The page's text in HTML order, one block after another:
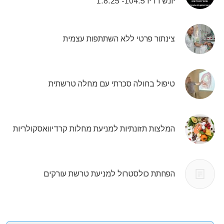
צינתור פרטי ללא השתתפות עצמית
טיפול בחולה סכרתי עם מחלה טרשתית
המלצות תזונתיות למניעת מחלות קרדיוואסקולריות
הפחתת כולסטרול למניעת טרשת עורקים